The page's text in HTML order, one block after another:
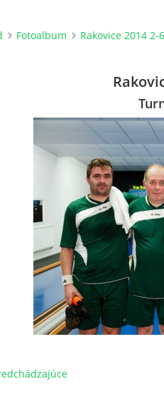
Fotoalbum Rakovice 2014 2-